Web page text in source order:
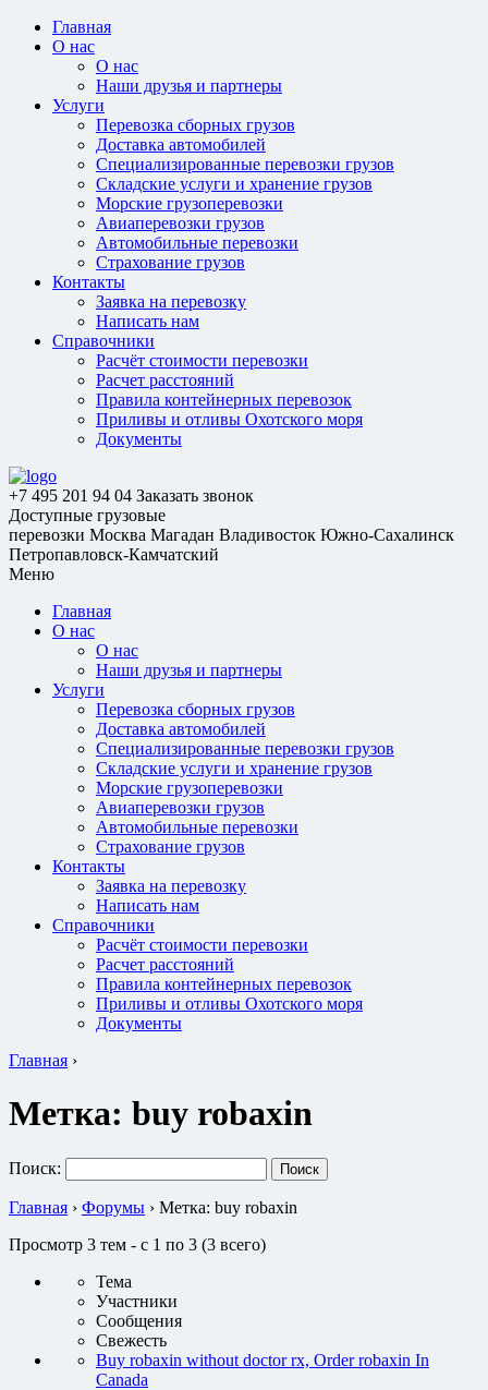
Главная
О нас
О нас
Наши друзья и партнеры
Услуги
Перевозка сборных грузов
Доставка автомобилей
Специализированные перевозки грузов
Складские услуги и хранение грузов
Морские грузоперевозки
Авиаперевозки грузов
Автомобильные перевозки
Страхование грузов
Контакты
Заявка на перевозку
Написать нам
Справочники
Расчёт стоимости перевозки
Расчет расстояний
Правила контейнерных перевозок
Приливы и отливы Охотского моря
Документы
+7 495 201 94 04 Заказать звонок
Доступные грузовые
перевозки Москва Магадан Владивосток Южно-Сахалинск
Петропавловск-Камчатский
Меню
Главная
О нас
О нас
Наши друзья и партнеры
Услуги
Перевозка сборных грузов
Доставка автомобилей
Специализированные перевозки грузов
Складские услуги и хранение грузов
Морские грузоперевозки
Авиаперевозки грузов
Автомобильные перевозки
Страхование грузов
Контакты
Заявка на перевозку
Написать нам
Справочники
Расчёт стоимости перевозки
Расчет расстояний
Правила контейнерных перевозок
Приливы и отливы Охотского моря
Документы
Главная ›
Метка: buy robaxin
Поиск:
Главная › Форумы › Метка: buy robaxin
Просмотр 3 тем - с 1 по 3 (3 всего)
Тема
Участники
Сообщения
Свежесть
Buy robaxin without doctor rx, Order robaxin In
Canada